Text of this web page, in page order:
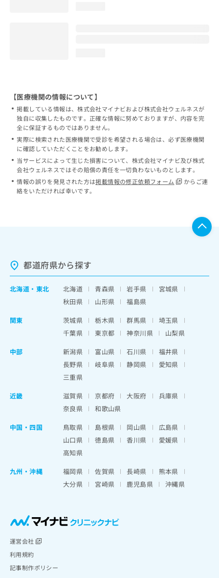
【医療機関の情報について】
掲載している情報は、株式会社マイナビおよび株式会社ウェルネスが
独自に収集したものです。正確な情報に努めておりますが、内容を完
全に保証するものではありません。
実際に検索された医療機関で受診を希望される場合は、必ず医療機関
に確認していただくことをお勧めします。
当サービスによって生じた損害について、株式会社マイナビ及び株式
会社ウェルネスではその賠償の責任を一切負わないものとします。
情報の誤りを発見された方は掲載情報の修正依頼フォーム
からご連
絡をいただければ幸いです。
都道府県から探す
北海道 ・ 東北 北海道 青森県 岩手県
宮城県
秋田県
山形県
福島県
関東
茨城県 栃木県 群馬県
埼玉県
千葉県
東京都 神奈川県
山梨県
中部
新潟県 富山県 石川県
福井県
長野県
岐阜県 静岡県
愛知県
三重県
近畿
滋賀県 京都府 大阪府
兵庫県
奈良県
和歌山県
中国・四国
鳥取県 島根県 岡山県
広島県
山口県
徳島県 香川県
愛媛県
高知県
九州・沖縄
福岡県 佐賀県 長崎県
熊本県
大分県
宮崎県 鹿児島県 沖縄県
運営会社
利用規約
記事制作ポリシー